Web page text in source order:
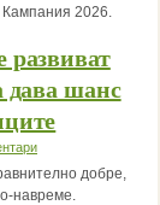
Кампания 2026.
развиват
дава шанс
добре,
навреме.